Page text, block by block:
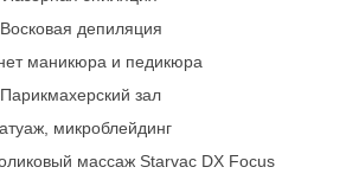
Восковая депиляция
маникюра и педикюра
Парикмахерский зал
микроблейдинг
массаж Starvac DX Focus